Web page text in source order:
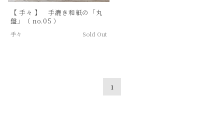
【 手々 】 手漉き和紙の「丸
盤」（ no.05 ）
手々 Sold Out
1